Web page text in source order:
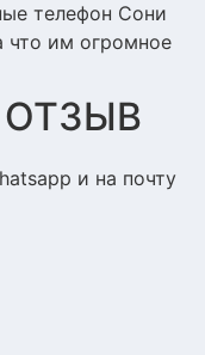
телефон Сони
что им огромное
и на почту